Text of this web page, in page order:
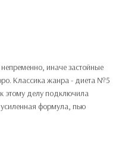
иначе застойные
Классика жанра - диета №5
этому делу подключила
формула, пью